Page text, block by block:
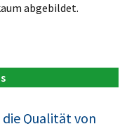
abgebildet.
Qualität von